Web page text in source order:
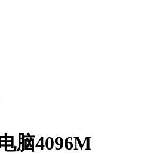
脑4096M